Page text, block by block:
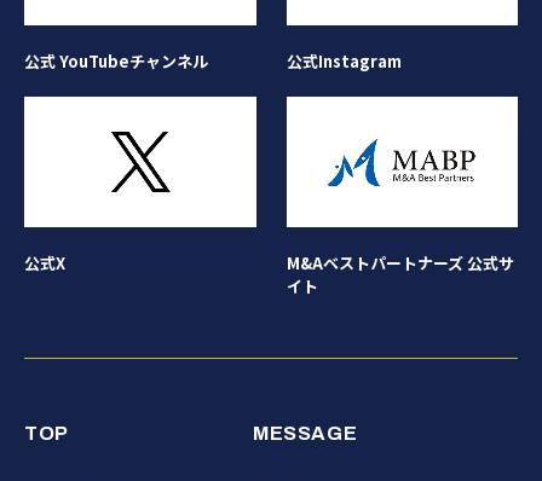
公式 YouTubeチャンネル 公式Instagram
公式X
M&Aベストパートナーズ 公式サ
イト
TOP MESSAGE